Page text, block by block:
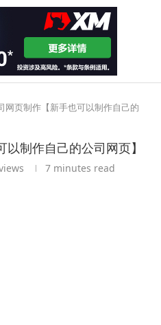
网页制作【新手也可以制作自己的
制作自己的公司网页】
7 minutes read